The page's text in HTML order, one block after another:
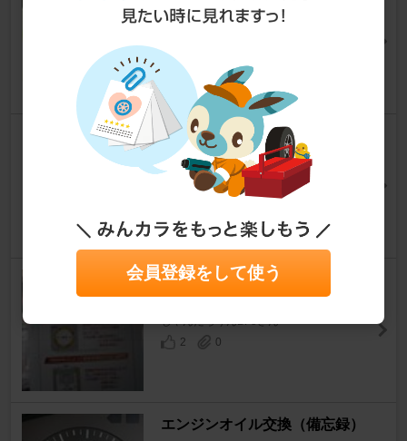
レガシィツーリングワゴン
初代レガ / WAKO'S 4CT-S 10W
-50 エンジンオイル & OE 交換
レガシィツーリングワゴン [BF]
まっちゃんです！さん
13
0
154930kmオイル交換
2
0
エンジンオイル交換（備忘録）
会員登録をして使う